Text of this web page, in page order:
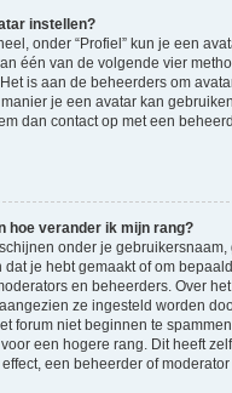
instellen?
onder “Profiel” kun je een
één van de volgende vier
is aan de beheerders om
je een avatar kan
dan contact op met een
hoe verander ik mijn rang?
onder je
dat je hebt gemaakt of om
en beheerders. Over
ze ingesteld worden
forum niet beginnen te
een hogere rang. Dit heeft
een beheerder of